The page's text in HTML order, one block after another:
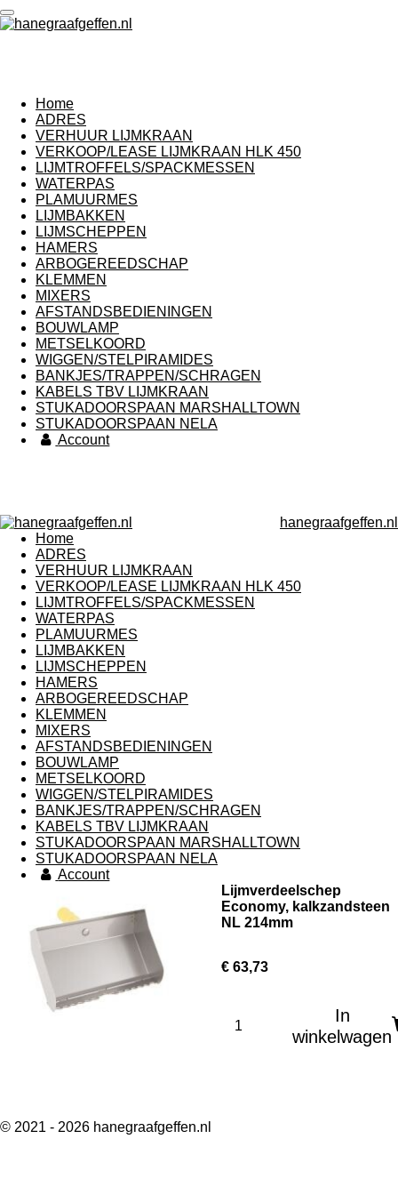
Ga
direct
Home
ADRES
VERHUUR LIJMKRAAN
VERKOOP/LEASE LIJMKRAAN HLK 450
LIJMTROFFELS/SPACKMESSEN
WATERPAS
PLAMUURMES
LIJMBAKKEN
LIJMSCHEPPEN
HAMERS
ARBOGEREEDSCHAP
KLEMMEN
MIXERS
AFSTANDSBEDIENINGEN
BOUWLAMP
METSELKOORD
WIGGEN/STELPIRAMIDES
BANKJES/TRAPPEN/SCHRAGEN
KABELS TBV LIJMKRAAN
STUKADOORSPAAN MARSHALLTOWN
STUKADOORSPAAN NELA
Account
hanegraafgeffen.nl
Home
ADRES
VERHUUR LIJMKRAAN
VERKOOP/LEASE LIJMKRAAN HLK 450
LIJMTROFFELS/SPACKMESSEN
WATERPAS
PLAMUURMES
LIJMBAKKEN
LIJMSCHEPPEN
HAMERS
ARBOGEREEDSCHAP
KLEMMEN
MIXERS
AFSTANDSBEDIENINGEN
BOUWLAMP
METSELKOORD
WIGGEN/STELPIRAMIDES
BANKJES/TRAPPEN/SCHRAGEN
KABELS TBV LIJMKRAAN
STUKADOORSPAAN MARSHALLTOWN
STUKADOORSPAAN NELA
Account
Lijmverdeelschep
Economy, kalkzandsteen
NL 214mm
€ 63,73
In
winkelwagen
© 2021 - 2026 hanegraafgeffen.nl